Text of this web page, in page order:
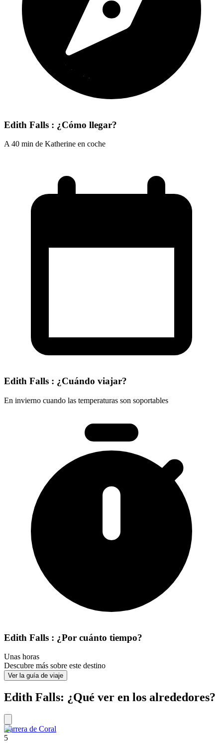
Edith Falls : ¿Cómo llegar?
A 40 min de Katherine en coche
Edith Falls : ¿Cuándo viajar?
En invierno cuando las temperaturas son soportables
Edith Falls : ¿Por cuánto tiempo?
Unas horas
Descubre más sobre este destino
Ver la guía de viaje
Edith Falls: ¿Qué ver en los alrededores?
Barrera de Coral
5